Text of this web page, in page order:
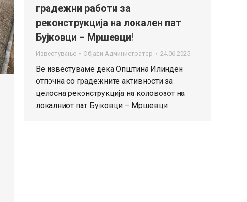
градежни работи за
реконструкција на локален пат
Бујковци – Мршевци!
Известување Објави Администратор 24.06.2025
Ве известуваме дека Општина Илинден
отпочна со градежните активности за
целосна реконструкција на коловозот на
локалниот пат Бујковци – Мршевци